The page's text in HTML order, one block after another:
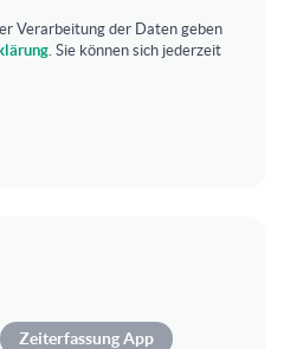
Verarbeitung der Daten geben
. Sie können sich jederzeit
Zeiterfassung App